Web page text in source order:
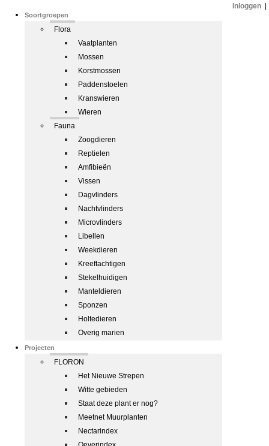
Soortgroepen
Flora
Vaatplanten
Mossen
Korstmossen
Paddenstoelen
Kranswieren
Wieren
Fauna
Zoogdieren
Reptielen
Amfibieën
Vissen
Dagvlinders
Nachtvlinders
Microvlinders
Libellen
Weekdieren
Kreeftachtigen
Stekelhuidigen
Manteldieren
Sponzen
Holtedieren
Overig marien
Projecten
FLORON
Het Nieuwe Strepen
Witte gebieden
Staat deze plant er nog?
Meetnet Muurplanten
Nectarindex
Inloggen